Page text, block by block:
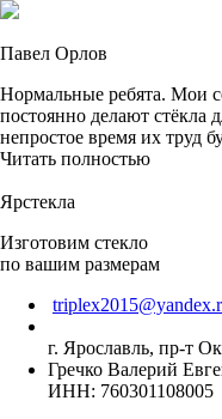
Павел Орлов
Нормальные ребята. Мои
постоянно делают
непростое время их труд
Читать полностью
Ярстекла
Изготовим стекло
по вашим размерам
г. Ярославль, пр-т
Гречко Валерий
ИНН: 760301108005